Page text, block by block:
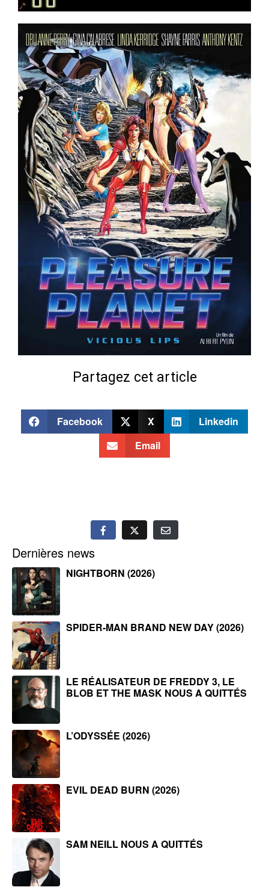
Partagez cet article
Facebook X
Linkedin
Email
Dernières news
NIGHTBORN (2026)
SPIDER-MAN BRAND NEW DAY (2026)
LE RÉALISATEUR DE FREDDY 3, LE
BLOB ET THE MASK NOUS A QUITTÉS
L’ODYSSÉE (2026)
EVIL DEAD BURN (2026)
SAM NEILL NOUS A QUITTÉS